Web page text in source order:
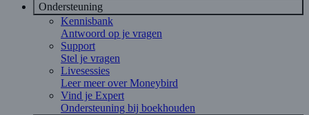
Ondersteuning
Kennisbank
Antwoord op je vragen
Support
Stel je vragen
Livesessies
Leer meer over Moneybird
Vind je Expert
Ondersteuning bij boekhouden